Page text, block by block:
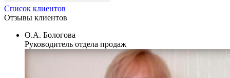
Список клиентов
Отзывы клиентов
О.А. Бологова
Руководитель отдела продаж